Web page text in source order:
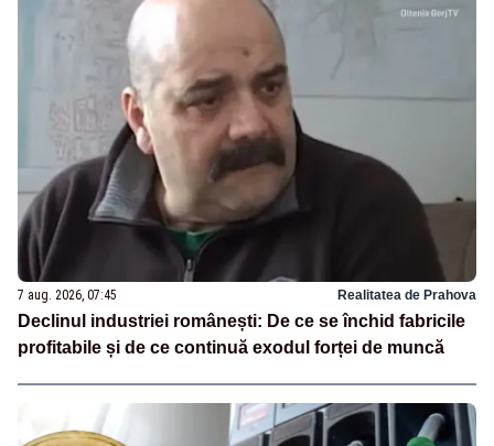
7 aug. 2026, 07:45 Realitatea de Prahova
Declinul industriei românești: De ce se închid fabricile
profitabile și de ce continuă exodul forței de muncă